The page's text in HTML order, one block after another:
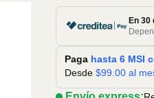
En
Paga hasta 6 MSI
Desde $99.00 al